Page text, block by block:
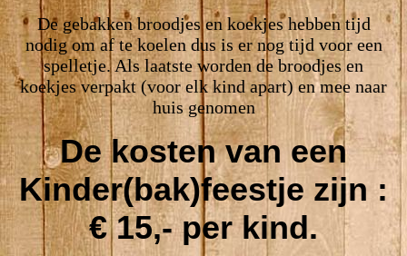
De gebakken broodjes en koekjes hebben tijd
nodig om af te koelen dus is er nog tijd voor een
spelletje. Als laatste worden de broodjes en
koekjes verpakt (voor elk kind apart) en mee naar
huis genomen
De kosten van een
Kinder(bak)feestje zijn :
€ 15,- per kind.